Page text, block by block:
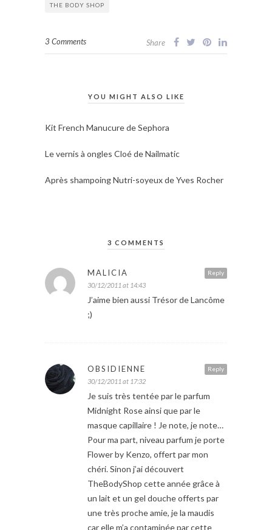
THE BODY SHOP
3 Comments Share
YOU MIGHT ALSO LIKE
Kit French Manucure de Sephora
Le vernis à ongles Cloé de Nailmatic
Après shampoing Nutri-soyeux de Yves Rocher
3 COMMENTS
Reply
MALICIA
30/12/2011 at 14:43
J’aime bien aussi Trésor de Lancôme
;)
Reply
OBSIDIENNE
30/12/2011 at 17:32
Je suis très tentée par le parfum
Midnight Rose ainsi que par le
masque capillaire ! Je note, je note…
Pour ma part, niveau parfum je porte
Flower by Kenzo, offert par mon
chéri. Sinon j’ai découvert
TheBodyShop cette année grâce à
un lait et un gel douche offerts par
une très proche amie, je la maudis
car elle m’a contaminée par cette